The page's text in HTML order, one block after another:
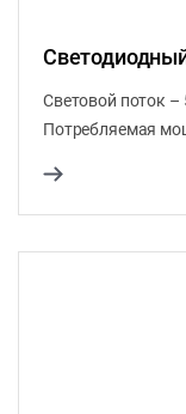
Световой поток –
Потребляемая